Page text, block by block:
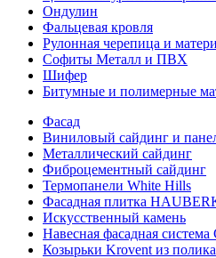
Ондулин
Фальцевая кровля
Рулонная черепица и
Софиты Металл и ПВХ
Шифер
Битумные и полимерные
Фасад
Виниловый сайдинг и
Металлический сайдинг
Фиброцементный сайдинг
Термопанели White Hills
Фасадная плитка
Искусственный камень
Навесная фасадная система
Козырьки Krovent из